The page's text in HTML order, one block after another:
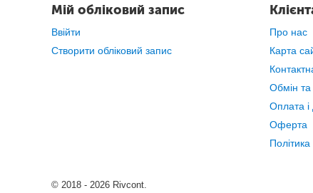
Мій обліковий запис
Ввійти
Створити обліковий запис
Про нас
Карта
Обмін
Оплата і
Оферта
Політика
© 2018 - 2026 Rivcont.